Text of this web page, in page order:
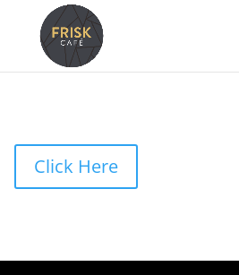
Click Here
Hamsik Winery